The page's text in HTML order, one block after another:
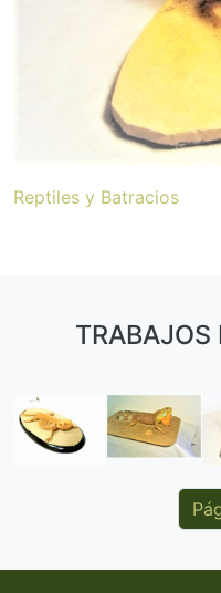
Reptiles y Batracios
TRABAJOS